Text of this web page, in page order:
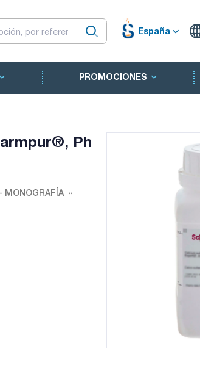
España
PROMOCIONES
Ph
MONOGRAFÍA